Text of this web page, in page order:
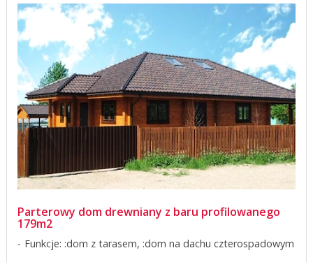
Parterowy dom drewniany z baru profilowanego
179m2
Funkcje: :dom z tarasem, :dom na dachu czterospadowym